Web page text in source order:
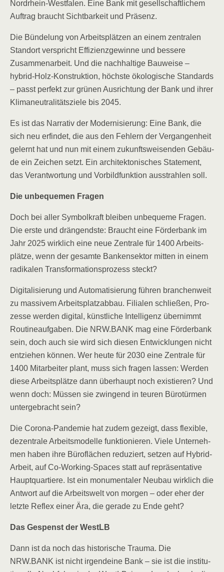
Nord­rhein-West­fa­len. Eine Bank mit gesell­schaft­li­chem
Auf­trag braucht Sicht­bar­keit und Präsenz.
Die Bün­de­lung von Arbeits­plät­zen an einem zen­tra­len
Stand­ort ver­spricht Effi­zi­enz­ge­win­ne und bes­se­re
Zusam­men­ar­beit. Und die nach­hal­ti­ge Bau­wei­se –
hybrid-Holz-Kon­struk­ti­on, höchs­te öko­lo­gi­sche Stan­dards
– passt per­fekt zur grü­nen Aus­rich­tung der Bank und ihrer
Kli­ma­neu­tra­li­täts­zie­le bis 2045.
Es ist das Nar­ra­tiv der Moder­ni­sie­rung: Eine Bank, die
sich neu erfin­det, die aus den Feh­lern der Ver­gan­gen­heit
gelernt hat und nun mit einem zukunfts­wei­sen­den Gebäu­
de ein Zei­chen setzt. Ein archi­tek­to­ni­sches State­ment,
das Ver­ant­wor­tung und Vor­bild­funk­ti­on aus­strah­len soll.
Die unbe­que­men Fragen
Doch bei aller Sym­bol­kraft blei­ben unbe­que­me Fra­gen.
Die ers­te und drän­gends­te: Braucht eine För­der­bank im
Jahr 2025 wirk­lich eine neue Zen­tra­le für 1400 Arbeits­
plät­ze, wenn der gesam­te Ban­ken­sek­tor mit­ten in einem
radi­ka­len Trans­for­ma­ti­ons­pro­zess steckt?
Digi­ta­li­sie­rung und Auto­ma­ti­sie­rung füh­ren bran­chen­weit
zu mas­si­vem Arbeits­platz­ab­bau. Filia­len schlie­ßen, Pro­
zes­se wer­den digi­tal, künst­li­che Intel­li­genz über­nimmt
Rou­ti­ne­auf­ga­ben. Die NRW.BANK mag eine För­der­bank
sein, doch auch sie wird sich die­sen Ent­wick­lun­gen nicht
ent­zie­hen kön­nen. Wer heu­te für 2030 eine Zen­tra­le für
1400 Mit­ar­bei­ter plant, muss sich fra­gen las­sen: Wer­den
die­se Arbeits­plät­ze dann über­haupt noch exis­tie­ren? Und
wenn doch: Müs­sen sie zwin­gend in teu­ren Büro­tür­men
unter­ge­bracht sein?
Die Coro­na-Pan­de­mie hat zudem gezeigt, dass fle­xi­ble,
dezen­tra­le Arbeits­mo­del­le funk­tio­nie­ren. Vie­le Unter­neh­
men haben ihre Büro­flä­chen redu­ziert, set­zen auf Hybrid-
Arbeit, auf Co-Working-Spaces statt auf reprä­sen­ta­ti­ve
Haupt­quar­tie­re. Ist ein monu­men­ta­ler Neu­bau wirk­lich die
Ant­wort auf die Arbeits­welt von mor­gen – oder eher der
letz­te Reflex einer Ära, die gera­de zu Ende geht?
Das Gespenst der WestLB
Dann ist da noch das his­to­ri­sche Trau­ma. Die
NRW.BANK ist nicht irgend­ei­ne Bank – sie ist die insti­tu­